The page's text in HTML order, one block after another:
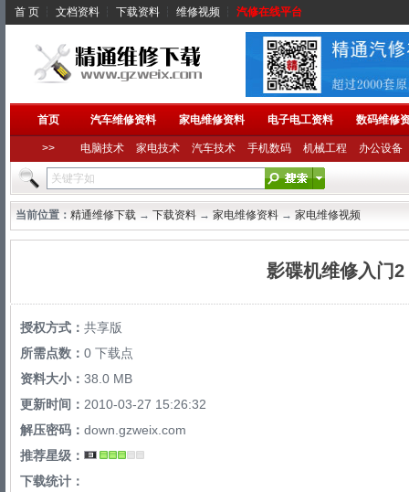
首 页 ┆ 文档资料 ┆ 下载资料 ┆ 维修视频 ┆ 汽修在线平台
首页 汽车维修资料 家电维修资料 电子电工资料 数码维修
>> 电脑技术 家电技术 汽车技术 手机数码 机械工程 办公设备
当前位置： 精通维修下载 → 下载资料 → 家电维修资料 → 家电维修视频
影碟机维修入门2
授权方式： 共享版
所需点数： 0 下载点
资料大小： 38.0 MB
更新时间： 2010-03-27 15:26:32
解压密码： down.gzweix.com
推荐星级：
下载统计：